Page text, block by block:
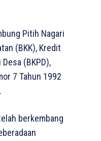
Pitih Nagari
(BKK), Kredit
(BKPD),
7 Tahun 1992
berkembang